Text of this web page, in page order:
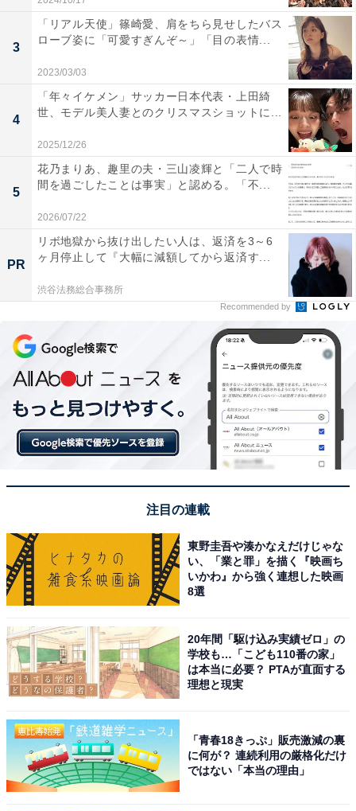
3
「リアル天使」篠崎愛、肩をちら見せしたバス
ローブ姿に「可愛すぎんぞ～」「目の表情...
2023/03/03
4
「年々イケメン」サッカー日本代表・上田綺
世、モデル美人妻とのクリスマスショットに...
2025/12/26
5
花乃まりあ、趣里の夫・三山凌輝と「二人で時
間を過ごしたことは事実」と認める。「不...
2026/07/22
PR
リボ地獄から抜け出したい人は、返済を3～6
ヶ月停止して『大幅に減額してから返済す...
渋谷法務総合事務所
Recommended by
注目の連載
東野圭吾や湊かなえだけじゃな
い、「業と罪」を描く『映画ち
いかわ』から強く連想した映画
8選
20年間「駆け込み実績ゼロ」の
学校も…「こども110番の家」
は本当に必要？ PTAが直面する
理想と現実
「青春18きっぷ」販売激減の裏
に何が？ 連続利用の厳格化だけ
ではない「本当の理由」